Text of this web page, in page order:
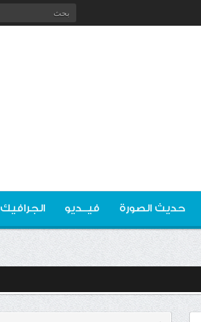
حديث الصورة فيــديو الجرافيك